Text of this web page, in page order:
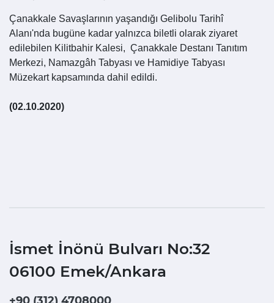
Çanakkale Savaşlarının yaşandığı Gelibolu Tarihî
Alanı'nda bugüne kadar yalnızca biletli olarak ziyaret
edilebilen Kilitbahir Kalesi, Çanakkale Destanı Tanıtım
Merkezi, Namazgâh Tabyası ve Hamidiye Tabyası
Müzekart kapsamında dahil edildi.
(02.10.2020)
İsmet İnönü Bulvarı No:32
06100 Emek/Ankara